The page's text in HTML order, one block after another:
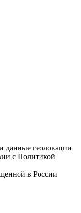
данные геолокации
с Политикой
в России